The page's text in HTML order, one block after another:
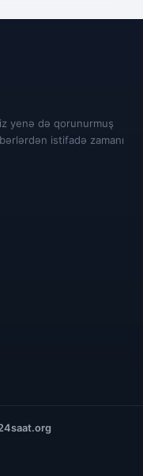
yenə də qorunurmuş
istifadə zamanı